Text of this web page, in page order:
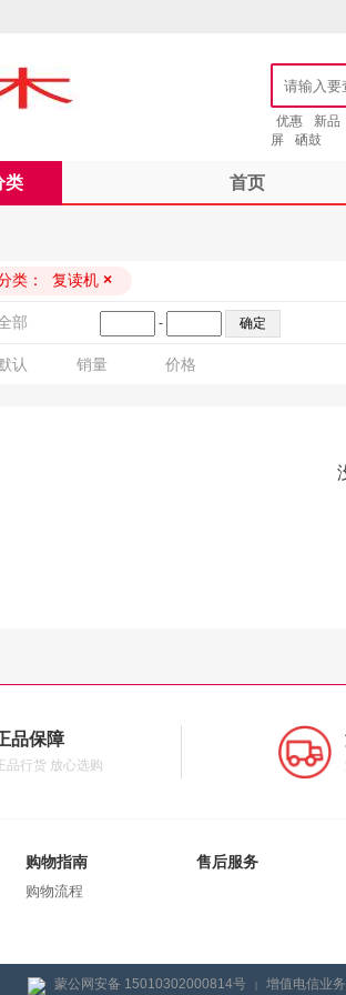
优惠
新品
屏
硒鼓
类 首页
类： 复读机 ×
部 -
认 销量 价格
品保障
品行货 放心选购
购物指南
购物流程
售后服务
蒙公网安备 15010302000814号 | 增值电信业